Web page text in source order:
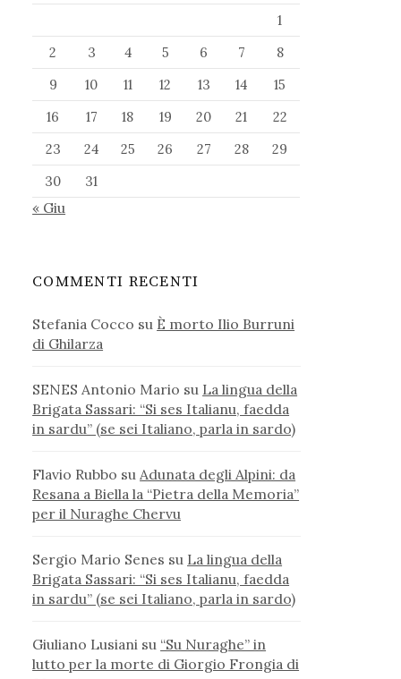
1
2
3 4 5 6 7
8
9
10 11 12 13 14
15
16
17 18 19 20 21
22
23
24 25 26 27 28
29
30
31
« Giu
COMMENTI RECENTI
Stefania Cocco su È morto Ilio Burruni
di Ghilarza
SENES Antonio Mario su La lingua della
Brigata Sassari: “Si ses Italianu, faedda
in sardu” (se sei Italiano, parla in sardo)
Flavio Rubbo su Adunata degli Alpini: da
Resana a Biella la “Pietra della Memoria”
per il Nuraghe Chervu
Sergio Mario Senes su La lingua della
Brigata Sassari: “Si ses Italianu, faedda
in sardu” (se sei Italiano, parla in sardo)
Giuliano Lusiani su “Su Nuraghe” in
lutto per la morte di Giorgio Frongia di